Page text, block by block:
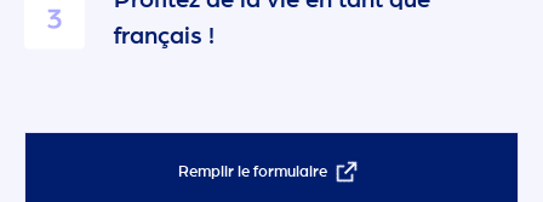
français !
Remplir le formulaire